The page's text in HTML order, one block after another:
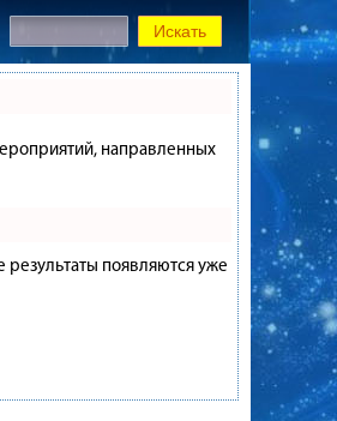
направленных
результаты появляются уже